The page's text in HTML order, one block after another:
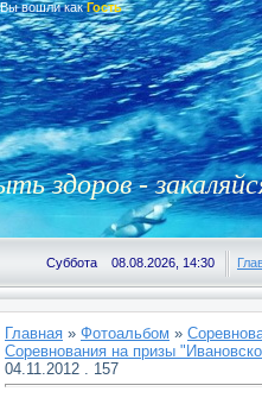
Вы вошли как Гость
здоров -
Суббота 08.08.2026, 14:30
Главная » Фотоальбом »
Соревнования на призы
04.11.2012 . 157